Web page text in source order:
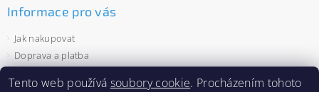
Informace pro vás
Jak nakupovat
Doprava a platba
Ochrana osobních údajů
Tento web používá soubory cookie. Procházením tohoto